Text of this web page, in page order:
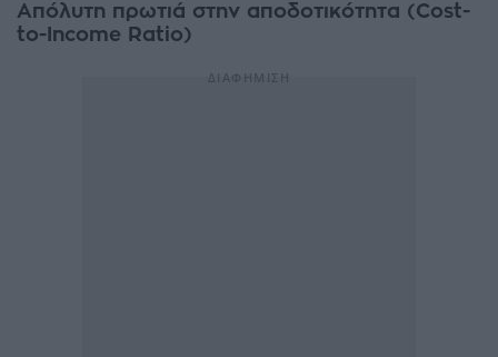
Απόλυτη πρωτιά στην αποδοτικότητα (Cost-
to-Income Ratio)